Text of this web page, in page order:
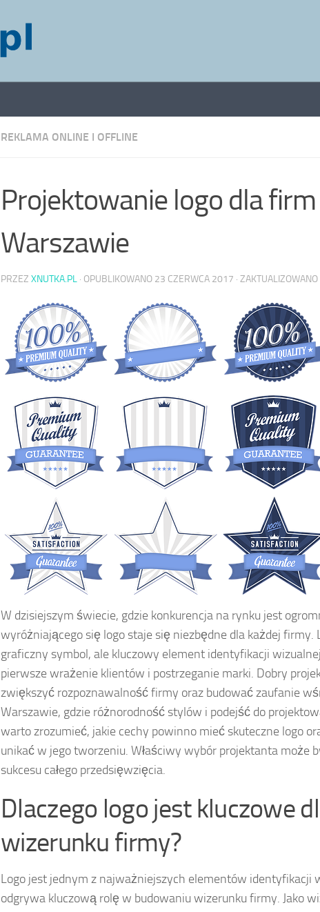
REKLAMA ONLINE I OFFLINE
Projektowanie logo dla
Warszawie
PRZEZ XNUTKA.PL · OPUBLIKOWANO 23 CZERWCA 2017 · ZAKTUALIZOWANO
W dzisiejszym świecie, gdzie konkurencja na rynku jest
wyróżniającego się logo staje się niezbędne dla każdej firmy.
graficzny symbol, ale kluczowy element identyfikacji
pierwsze wrażenie klientów i postrzeganie marki. Dobry
zwiększyć rozpoznawalność firmy oraz budować zaufanie
Warszawie, gdzie różnorodność stylów i podejść do
warto zrozumieć, jakie cechy powinno mieć skuteczne logo
unikać w jego tworzeniu. Właściwy wybór projektanta może
sukcesu całego przedsięwzięcia.
Dlaczego logo jest kluczowe
wizerunku firmy?
Logo jest jednym z najważniejszych elementów identyfikacji
odgrywa kluczową rolę w budowaniu wizerunku firmy. Jako